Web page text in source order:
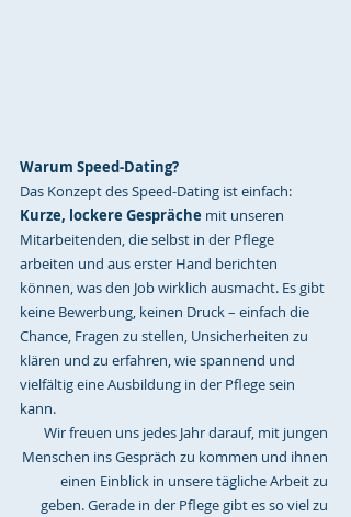
Warum Speed-Dating?
Das Konzept des Speed-Dating ist einfach:
Kurze, lockere Gespräche mit unseren
Mitarbeitenden, die selbst in der Pflege
arbeiten und aus erster Hand berichten
können, was den Job wirklich ausmacht. Es gibt
keine Bewerbung, keinen Druck – einfach die
Chance, Fragen zu stellen, Unsicherheiten zu
klären und zu erfahren, wie spannend und
vielfältig eine Ausbildung in der Pflege sein
kann.
Wir freuen uns jedes Jahr darauf, mit jungen
Menschen ins Gespräch zu kommen und ihnen
einen Einblick in unsere tägliche Arbeit zu
geben. Gerade in der Pflege gibt es so viel zu